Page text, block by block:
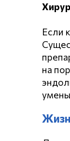
Если
на